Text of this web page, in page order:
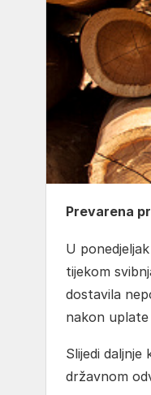
Prevarena
U
tijekom
dostavila
nakon uplate
Slijedi
državnom